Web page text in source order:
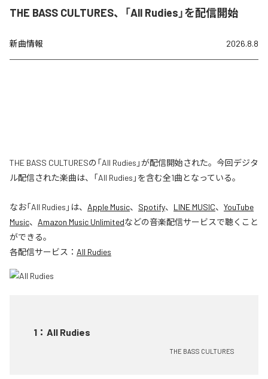
THE BASS CULTURES、「All Rudies」を配信開始
新曲情報 2026.8.8
THE BASS CULTURESの「All Rudies」が配信開始された。今回デジタ
ル配信された楽曲は、「All Rudies」を含む全1曲となっている。
なお「All Rudies 」は、 Apple Music、 Spotify、 LINE MUSIC、 YouTube
Music、 Amazon Music Unlimitedなどの音楽配信サービスで聴くこと
ができる。
各配信サービス： All Rudies
1 ： All Rudies
THE BASS CULTURES